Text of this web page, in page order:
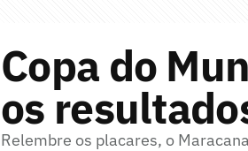
Copa do
os
Relembre os placares, o